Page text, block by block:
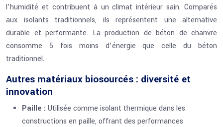
l’humidité et contribuent à un climat intérieur sain. Comparés
aux isolants traditionnels, ils représentent une alternative
durable et performante. La production de béton de chanvre
consomme 5 fois moins d’énergie que celle du béton
traditionnel.
Autres matériaux biosourcés : diversité et
innovation
Paille : Utilisée comme isolant thermique dans les
constructions en paille, offrant des performances